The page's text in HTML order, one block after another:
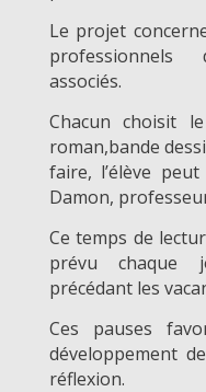
Le projet
professionnels
associés.
Chacun choisit
roman,bande
faire, l’élève
Damon,
Ce temps de
prévu chaque
précédant les
Ces pauses
développement
réflexion.